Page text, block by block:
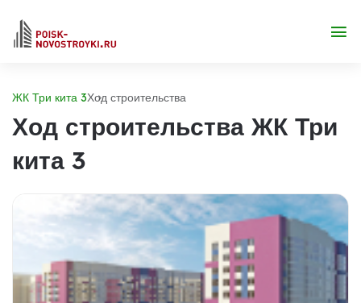
ЖК Три кита 3Ход строительства
Ход строительства ЖК Три
кита 3